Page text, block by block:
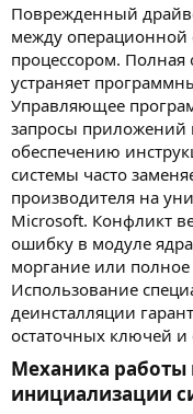
Поврежденный
между операционной
процессором. Полная
устраняет
Управляющее
запросы приложений
обеспечению
системы часто
производителя на
Microsoft. Конфликт
ошибку в модуле
моргание или
Использование
деинсталляции
остаточных ключей и
Механика работы
инициализации